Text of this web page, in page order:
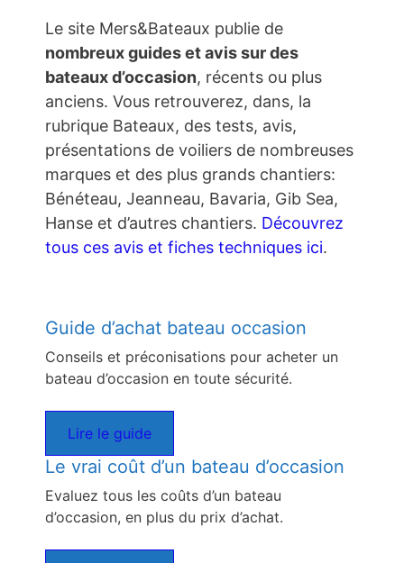
Le site Mers&Bateaux publie de
nombreux guides et avis sur des
bateaux d’occasion, récents ou plus
anciens. Vous retrouverez, dans, la
rubrique Bateaux, des tests, avis,
présentations de voiliers de nombreuses
marques et des plus grands chantiers:
Bénéteau, Jeanneau, Bavaria, Gib Sea,
Hanse et d’autres chantiers. Découvrez
tous ces avis et fiches techniques ici.
Guide d’achat bateau occasion
Conseils et préconisations pour acheter un
bateau d’occasion en toute sécurité.
Lire le guide
Le vrai coût d’un bateau d’occasion
Evaluez tous les coûts d’un bateau
d’occasion, en plus du prix d’achat.